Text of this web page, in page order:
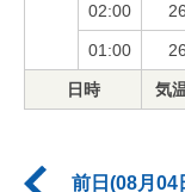
02:00
01:00
日時 気
前日(08月04